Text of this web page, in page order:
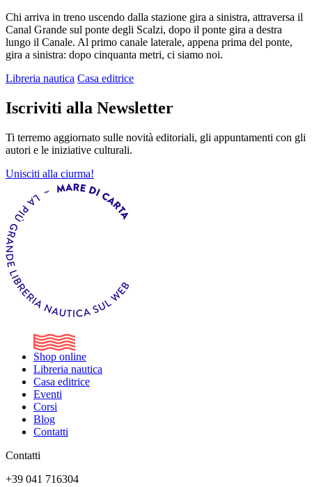
Chi arriva in treno uscendo dalla stazione gira a sinistra, attraversa il
Canal Grande sul ponte degli Scalzi, dopo il ponte gira a destra
lungo il Canale. Al primo canale laterale, appena prima del ponte,
gira a sinistra: dopo cinquanta metri, ci siamo noi.
Libreria nautica Casa editrice
Iscriviti alla Newsletter
Ti terremo aggiornato sulle novità editoriali, gli appuntamenti con gli
autori e le iniziative culturali.
Unisciti alla ciurma!
Shop online
Libreria nautica
Casa editrice
Eventi
Corsi
Blog
Contatti
Contatti
+39 041 716304